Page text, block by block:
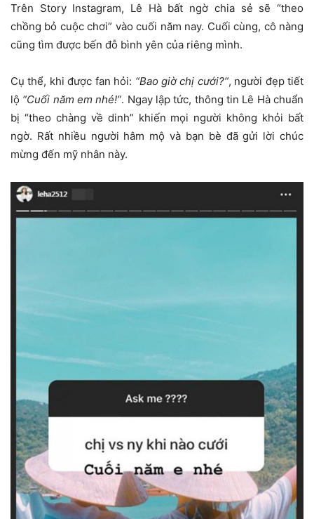
Trên Story Instagram, Lê Hà bất ngờ chia sẻ sẽ “theo
chồng bỏ cuộc chơi” vào cuối năm nay. Cuối cùng, cô nàng
cũng tìm được bến đỗ bình yên của riêng mình.
Cụ thể, khi được fan hỏi: “Bao giờ chị cưới?”, người đẹp tiết
lộ “Cuối năm em nhé!”. Ngay lập tức, thông tin Lê Hà chuẩn
bị “theo chàng về dinh” khiến mọi người không khỏi bất
ngờ. Rất nhiều người hâm mộ và bạn bè đã gửi lời chúc
mừng đến mỹ nhân này.